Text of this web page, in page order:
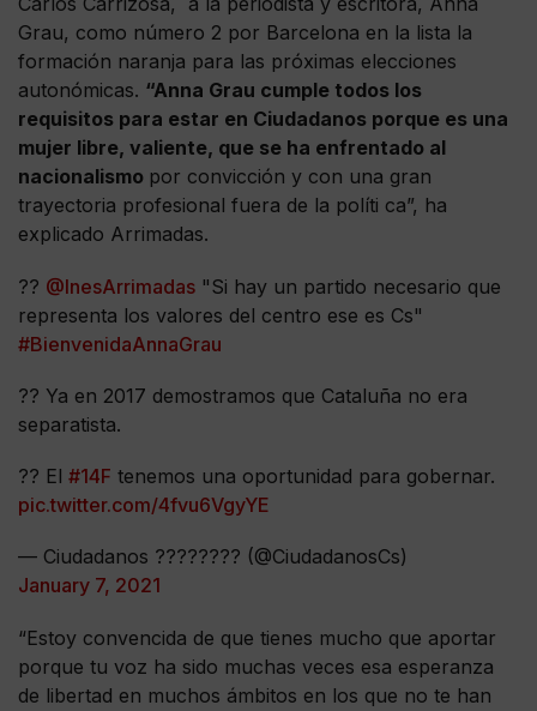
Grau, como número 2 por Barcelona en la lista la
formación naranja para las próximas elecciones
autonómicas. “Anna Grau cumple todos los
requisitos para estar en Ciudadanos porque es una
mujer libre, valiente, que se ha enfrentado al
nacionalismo por convicción y con una gran
trayectoria profesional fuera de la políti ca”, ha
explicado Arrimadas.
?? @InesArrimadas "Si hay un partido necesario que
representa los valores del centro ese es Cs"
#BienvenidaAnnaGrau
?? Ya en 2017 demostramos que Cataluña no era
separatista.
?? El #14F tenemos una oportunidad para gobernar.
pic.twitter.com/4fvu6VgyYE
— Ciudadanos ???????? (@CiudadanosCs)
January 7, 2021
“Estoy convencida de que tienes mucho que aportar
porque tu voz ha sido muchas veces esa esperanza
de libertad en muchos ámbitos en los que no te han